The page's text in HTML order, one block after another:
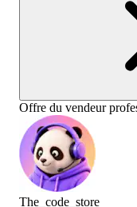
Offre du vendeur
The_code_store